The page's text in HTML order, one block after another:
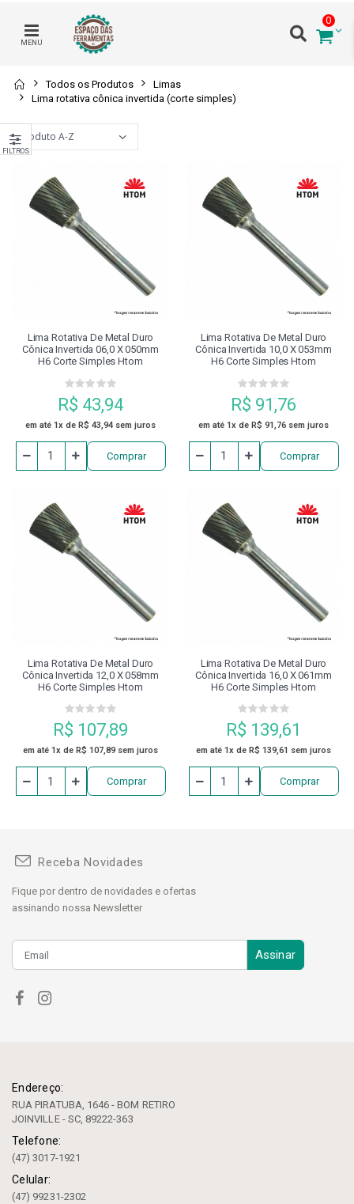
MENU
0
Todos os Produtos
Limas
Lima rotativa cônica invertida (corte simples)
Lima Rotativa De Metal Duro
Cônica Invertida 06,0 X 050mm
H6 Corte Simples Htom
R$ 43,94
em até 1x de R$ 43,94 sem juros
Comprar
Lima Rotativa De Metal Duro
Cônica Invertida 10,0 X 053mm
H6 Corte Simples Htom
R$ 91,76
em até 1x de R$ 91,76 sem juros
Comprar
Lima Rotativa De Metal Duro
Cônica Invertida 12,0 X 058mm
H6 Corte Simples Htom
R$ 107,89
em até 1x de R$ 107,89 sem juros
Comprar
Lima Rotativa De Metal Duro
Cônica Invertida 16,0 X 061mm
H6 Corte Simples Htom
R$ 139,61
em até 1x de R$ 139,61 sem juros
Comprar
FILTROS
Receba Novidades
Fique por dentro de novidades e ofertas
assinando nossa Newsletter
Assinar
Endereço:
RUA PIRATUBA, 1646 - BOM RETIRO
JOINVILLE - SC, 89222-363
Telefone:
(47) 3017-1921
Celular:
(47) 99231-2302